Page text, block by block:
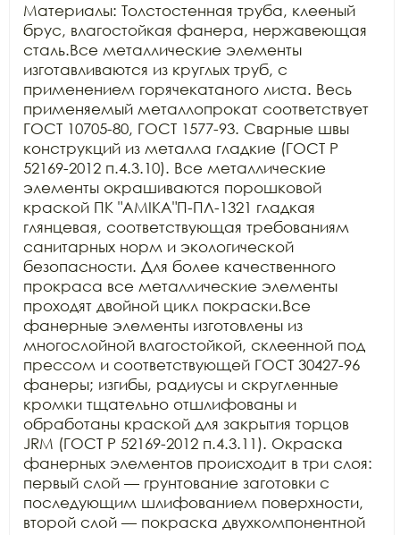
Материалы: Толстостенная труба, клееный
брус, влагостойкая фанера, нержавеющая
сталь.Все металлические элементы
изготавливаются из круглых труб, с
применением горячекатаного листа. Весь
применяемый металлопрокат соответствует
ГОСТ 10705-80, ГОСТ 1577-93. Сварные швы
конструкций из металла гладкие (ГОСТ Р
52169-2012 п.4.3.10). Все металлические
элементы окрашиваются порошковой
краской ПК "АМIKA"П-ПЛ-1321 гладкая
глянцевая, соответствующая требованиям
санитарных норм и экологической
безопасности. Для более качественного
прокраса все металлические элементы
проходят двойной цикл покраски.Все
фанерные элементы изготовлены из
многослойной влагостойкой, склеенной под
прессом и соответствующей ГОСТ 30427-96
фанеры; изгибы, радиусы и скругленные
кромки тщательно отшлифованы и
обработаны краской для закрытия торцов
JRM (ГОСТ Р 52169-2012 п.4.3.11). Окраска
фанерных элементов происходит в три слоя:
первый слой — грунтование заготовки с
последующим шлифованием поверхности,
второй слой — покраска двухкомпонентной